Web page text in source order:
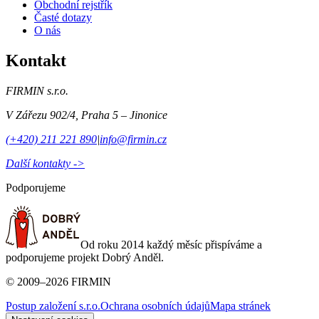
Obchodní rejstřík
Časté dotazy
O nás
Kontakt
FIRMIN s.r.o.
V Zářezu 902/4 Praha 5 – Jinonice
(+420) 211 221 890|info@firmin.cz
Další kontakty ->
Podporujeme
Od roku 2014 každý měsíc přispíváme a
podporujeme projekt Dobrý Anděl.
© 2009–2026 FIRMIN
Postup založení s.r.o.Ochrana osobních údajůMapa stránek